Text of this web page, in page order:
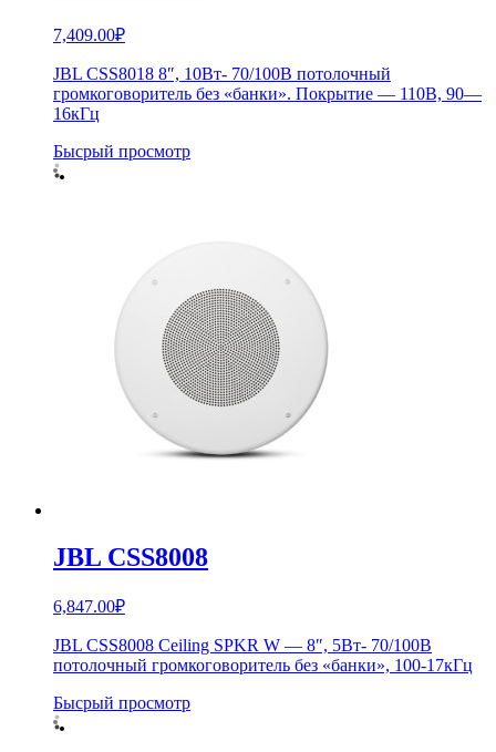
7,409.00₽
JBL CSS8018 8″, 10Вт- 70/100В потолочный
громкоговоритель без «банки». Покрытие — 110В, 90—
16кГц
Бысрый просмотр
JBL CSS8008
6,847.00₽
JBL CSS8008 Ceiling SPKR W — 8″, 5Вт- 70/100В
потолочный громкоговоритель без «банки», 100-17кГц
Бысрый просмотр